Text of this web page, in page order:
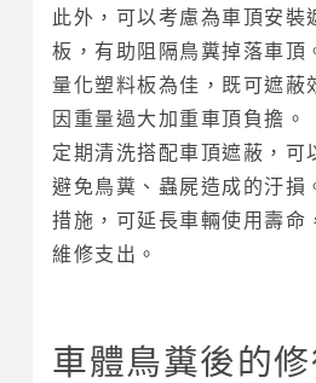
此外，可以考慮為車頂安裝
板，有助阻隔鳥糞掉落車頂
量化塑料板為佳，既可遮蔽
因重量過大加重車頂負擔。
定期清洗搭配車頂遮蔽，可
避免鳥糞、蟲屍造成的汙損
措施，可延長車輛使用壽命
維修支出。
車體鳥糞後的